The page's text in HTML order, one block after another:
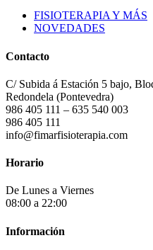
FISIOTERAPIA Y MÁS
NOVEDADES
Contacto
C/ Subida á Estación 5 bajo,
Redondela (Pontevedra)
986 405 111 – 635 540 003
986 405 111
info@fimarfisioterapia.com
Horario
De Lunes a Viernes
08:00 a 22:00
Información